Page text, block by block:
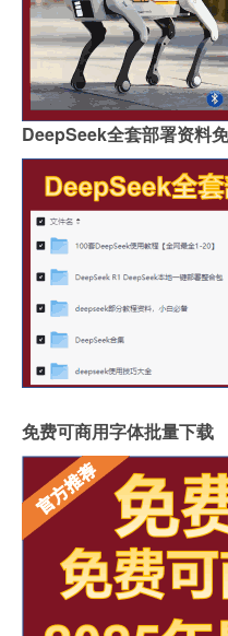
DeepSeek全套部署资料
免费可商用字体批量下载